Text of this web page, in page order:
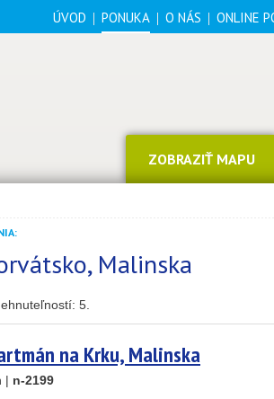
2
ÚVOD PONUKA O NÁS ONLINE
ZOBRAZIŤ MAPU
Malinska
5
na Krku, Malinska
| n-2199